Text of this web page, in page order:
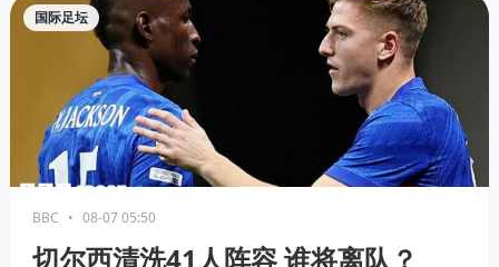
国际足坛
BBC • 08-07 05:50
切尔西清洗41人阵容 谁将离队？